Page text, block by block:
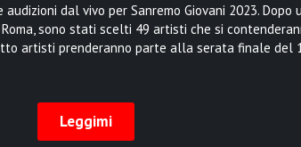
dal vivo per Sanremo Giovani 2023. Dopo
sono stati scelti 49 artisti che si
artisti prenderanno parte alla serata finale del
Leggimi